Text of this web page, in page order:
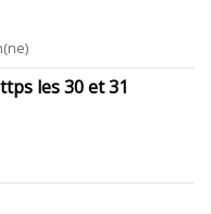
les 30 et 31